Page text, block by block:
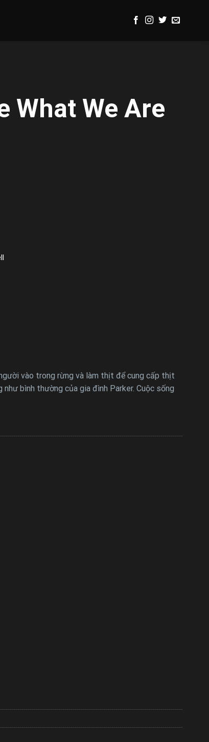
What We Are
vào trong rừng và làm thịt để cung cấp thịt
bình thường của gia đình Parker. Cuộc sống